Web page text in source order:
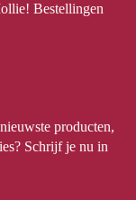
Bestellingen
producten,
Schrijf je nu in